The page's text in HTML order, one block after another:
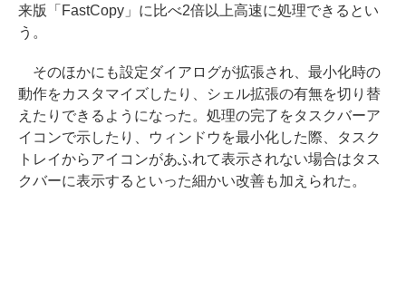
来版「FastCopy」に比べ2倍以上高速に処理できるとい
う。
そのほかにも設定ダイアログが拡張され、最小化時の
動作をカスタマイズしたり、シェル拡張の有無を切り替
えたりできるようになった。処理の完了をタスクバーア
イコンで示したり、ウィンドウを最小化した際、タスク
トレイからアイコンがあふれて表示されない場合はタス
クバーに表示するといった細かい改善も加えられた。